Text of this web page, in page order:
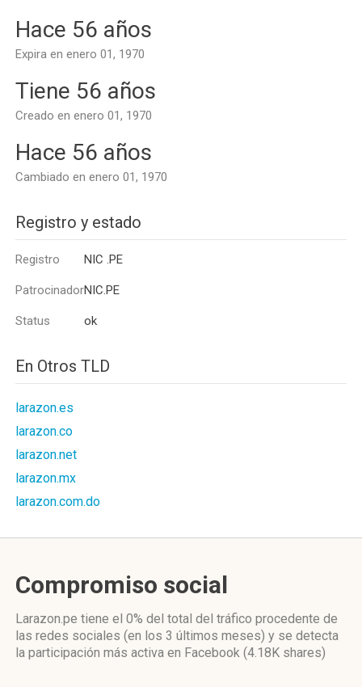
Hace 56 años
Expira en enero 01, 1970
Tiene 56 años
Creado en enero 01, 1970
Hace 56 años
Cambiado en enero 01, 1970
Registro y estado
Registro NIC .PE
PatrocinadorNIC.PE
Status ok
En Otros TLD
larazon.es
larazon.co
larazon.net
larazon.mx
larazon.com.do
Compromiso social
Larazon.pe tiene el 0% del total del tráfico procedente de
las redes sociales (en los 3 últimos meses) y se detecta
la participación más activa en Facebook (4.18K shares)